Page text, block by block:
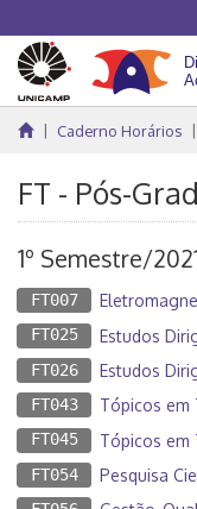
Caderno Horários
FT - Pós-
1º Semestre/
FT007
FT025 Estudos
FT026 Estudos
FT043 Tópicos em
FT045 Tópicos em
FT054 Pesquisa